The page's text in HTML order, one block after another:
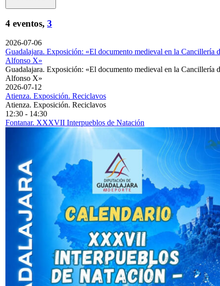
4 eventos, 3
2026-07-06
Guadalajara. Exposición: «El documento medieval en la Cancillería
Alfonso X»
Guadalajara. Exposición: «El documento medieval en la Cancillería
Alfonso X»
2026-07-12
Atienza. Exposición. Reciclavos
Atienza. Exposición. Reciclavos
12:30 - 14:30
Fontanar. XXXVII Interpueblos de Natación